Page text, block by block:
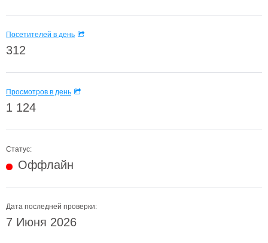
Посетителей в день
312
Просмотров в день
1 124
Статус:
Оффлайн
Дата последней проверки:
7 Июня 2026